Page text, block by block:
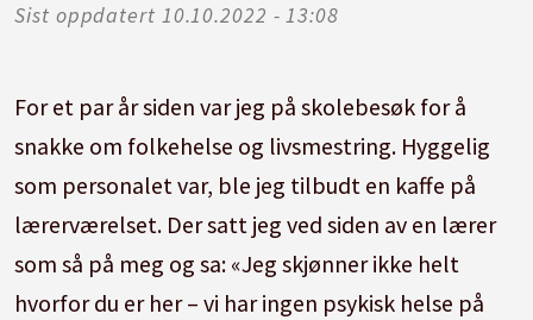
Sist oppdatert
10.10.2022 - 13:08
For et par år siden var jeg på skolebesøk for å
snakke om folkehelse og livsmestring. Hyggelig
som personalet var, ble jeg tilbudt en kaffe på
lærerværelset. Der satt jeg ved siden av en lærer
som så på meg og sa: «Jeg skjønner ikke helt
hvorfor du er her – vi har ingen psykisk helse på